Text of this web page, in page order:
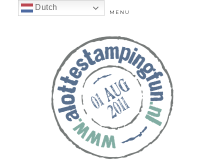
MENU
Dutch